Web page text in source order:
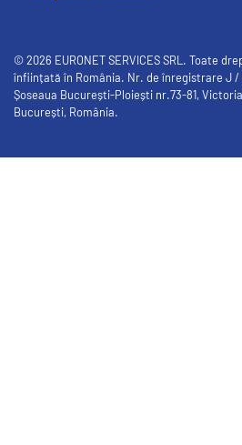
© 2026 EURONET SERVICES SRL. Toate
înființată în România. Nr. de înregistrare J /
Șoseaua București-Ploiești nr.73-81,
București, România.